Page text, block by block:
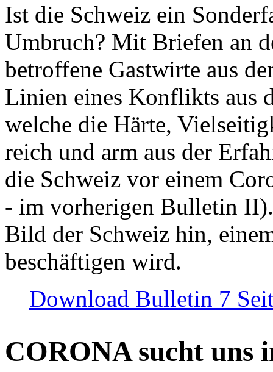
Ist die Schweiz ein
Umbruch? Mit Briefen an
betroffene Gastwirte aus
Linien eines Konflikts aus
welche die Härte,
reich und arm aus der
die Schweiz vor einem
- im vorherigen Bulletin
Bild der Schweiz hin,
beschäftigen wird.
Download Bulletin 7
CORONA sucht uns